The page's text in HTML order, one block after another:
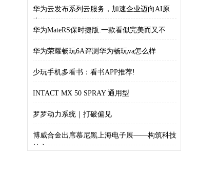
华为云发布系列云服务，加速企业迈向AI原
生，
华为MateRS保时捷版:一款看似完美而又不
华为荣耀畅玩6A评测华为畅玩va怎么样
少玩手机多看书：看书APP推荐!
INTACT MX 50 SPRAY 通用型
罗罗动力系统｜打破偏见
博威合金出席慕尼黑上海电子展——构筑科技
核心